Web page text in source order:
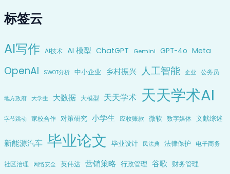
标签云
AI写作 AI技术 AI 模型 ChatGPT Gemini GPT-4o Meta
OpenAI SWOT分析 中小企业 乡村振兴 人工智能 企业 公务员
地方政府 大学生 大数据 大模型 天天学术 天天学术AI
字节跳动 家校合作 对策研究 小学生 应收账款 微软 数字媒体 文献综述
新能源汽车 毕业论文 毕业设计 民法典 法律保护 电子商务
社区治理 网络安全 英伟达 营销策略 行政管理 谷歌 财务管理